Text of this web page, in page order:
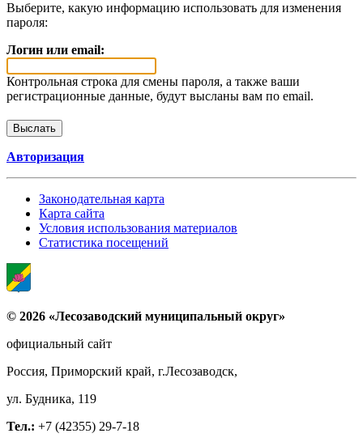
Выберите, какую информацию использовать для изменения
пароля:
Логин или email:
Контрольная строка для смены пароля, а также ваши
регистрационные данные, будут высланы вам по email.
Авторизация
Законодательная карта
Карта сайта
Условия использования материалов
Статистика посещений
© 2026 «Лесозаводский муниципальный округ»
официальный сайт
Россия, Приморский край, г.Лесозаводск,
ул. Будника, 119
Тел.: +7 (42355) 29-7-18